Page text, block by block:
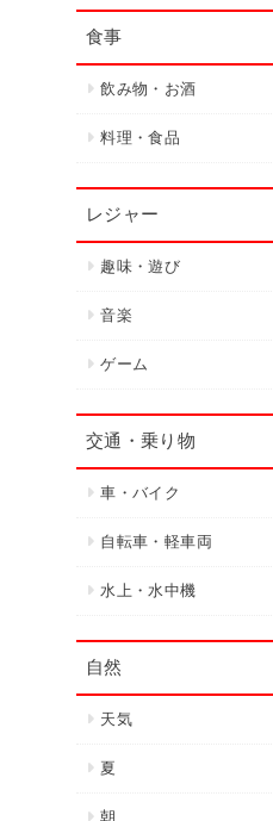
食事
飲み物・お酒
料理・食品
レジャー
趣味・遊び
音楽
ゲーム
交通・乗り物
車・バイク
自転車・軽車両
水上・水中機
自然
天気
夏
朝